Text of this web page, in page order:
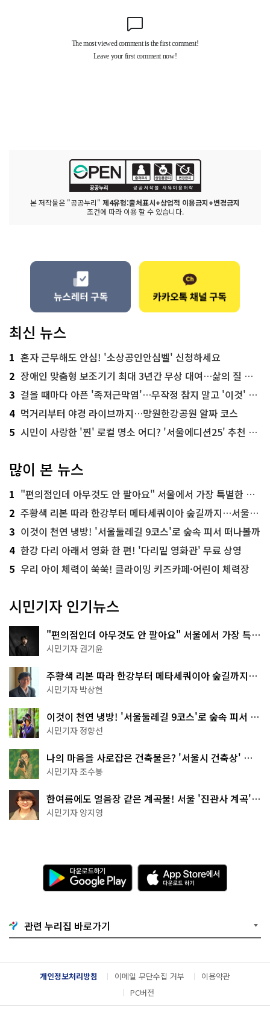
본 저작물은 "공공누리" 제4유형:출처표시+상업적 이용금지+변경금지
조건에 따라 이용 할 수 있습니다.
최신 뉴스
1 혼자 근무해도 안심! '소상공인안심벨' 신청하세요
2 장애인 맞춤형 보조기기 최대 3년간 무상 대여…삶의 질 높인다
3 걸을 때마다 아픈 '족저근막염'…무작정 참지 말고 '이것' 해보세요!
4 먹거리부터 야경 라이브까지…망원한강공원 알짜 코스
5 시민이 사랑한 '찐' 로컬 명소 어디? '서울에디션25' 추천 코스
많이 본 뉴스
1 "편의점인데 아무것도 안 팔아요" 서울에서 가장 특별한 편의점의 정체
2 주황색 리본 따라 한강부터 메타세쿼이아 숲길까지…서울둘레길 15코스
3 이것이 천연 냉방! '서울둘레길 9코스'로 숲속 피서 떠나볼까
4 한강 다리 아래서 영화 한 편! '다리밑 영화관' 무료 상영
5 우리 아이 체력이 쑥쑥! 클라이밍 키즈카페·어린이 체력장
시민기자 인기뉴스
"편의점인데 아무것도 안 팔아요" 서울에서 가장 특별
한 편의점의 정체
시민기자 권기윤
주황색 리본 따라 한강부터 메타세쿼이아 숲길까지…
서울둘레길 15코스
시민기자 박상현
이것이 천연 냉방! '서울둘레길 9코스'로 숲속 피서 떠
나볼까
시민기자 정향선
나의 마음을 사로잡은 건축물은? '서울시 건축상' 수
상작 공개!
시민기자 조수봉
한여름에도 얼음장 같은 계곡물! 서울 '진관사 계곡'이
천국이네~
시민기자 양지영
다
운
로
기
G
o
g
l
e
A
p
p
e
서
다
운
관련 누리집 바로가기
개인정보처리방침 이메일 무단수집 거부
이용약관
PC버전